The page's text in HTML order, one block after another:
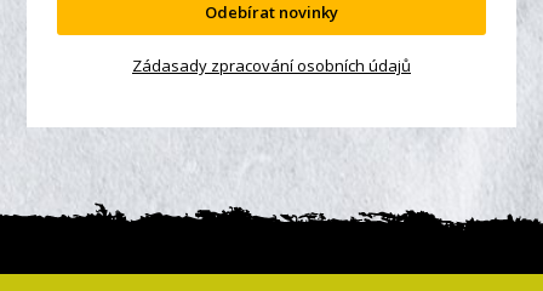
Odebírat novinky
Zádasady zpracování osobních údajů
© 2026 Online vzdělávací klub eduall